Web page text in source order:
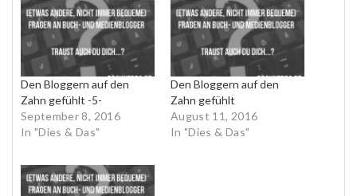
Den Bloggern auf den
Zahn gefühlt -5-
September 8, 2016
In "Dies & Das"
Den Bloggern auf den
Zahn gefühlt
August 11, 2016
In "Dies & Das"